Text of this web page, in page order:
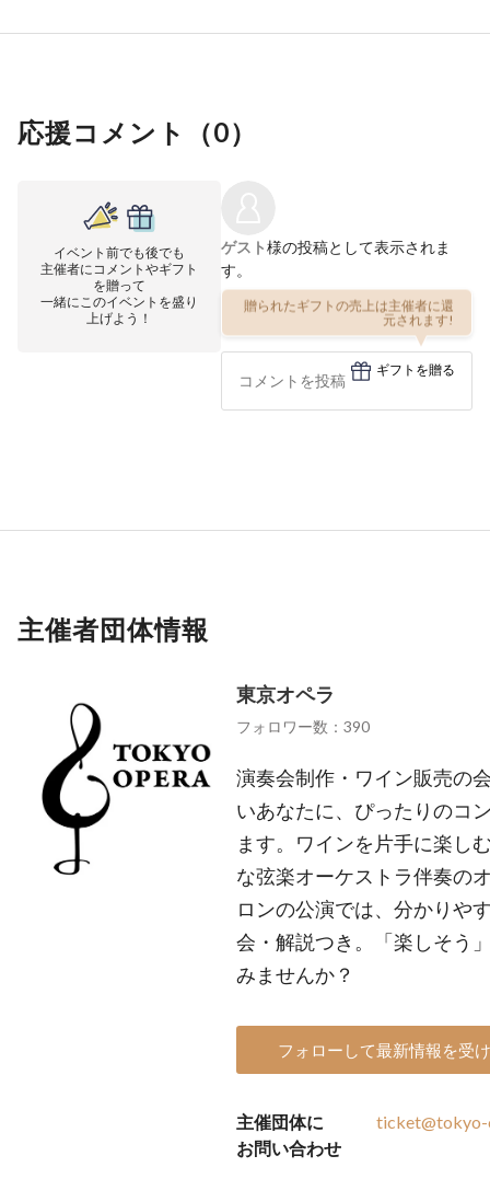
応援コメント（0）
イベント前でも後でも
主催者にコメントやギフト
を贈って
一緒にこのイベントを盛り
上げよう！
ゲスト様の投稿として表示されま
す。
贈られたギフトの売上は主催者に還
元されます!
ギフトを贈る
主催者団体情報
東京オペラ
フォロワー数：390
演奏会制作・ワイン販売の
いあなたに、ぴったりのコ
ます。ワインを片手に楽し
な弦楽オーケストラ伴奏の
ロンの公演では、分かりや
会・解説つき。「楽しそう
みませんか？
フォローして最新情報を受
主催団体に
お問い合わせ
ticket@tokyo-